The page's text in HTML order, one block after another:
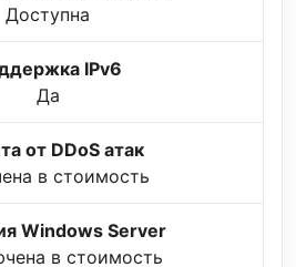
Доступна
IPv6
Да
от DDoS атак
в стоимость
Windows Server
в стоимость